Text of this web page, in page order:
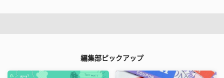
編集部ピックアップ